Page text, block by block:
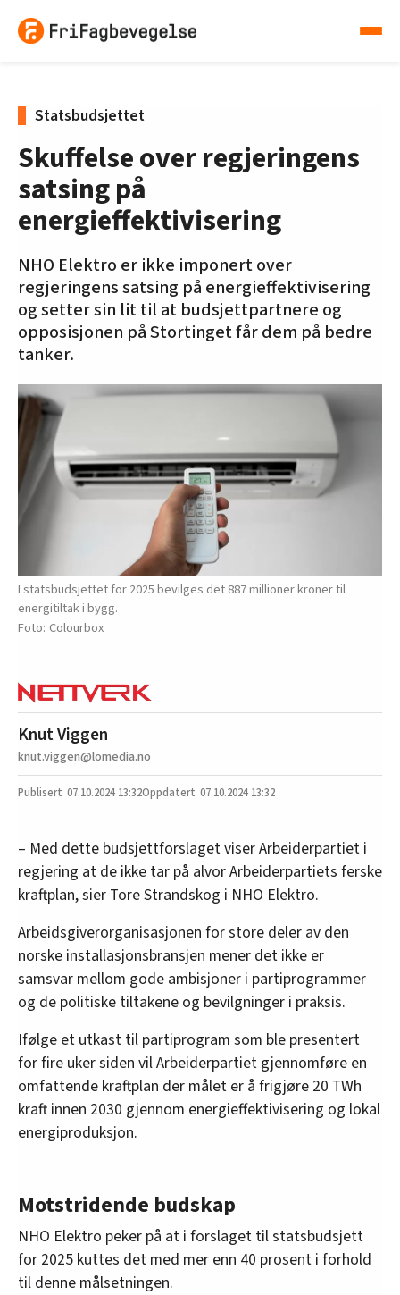
Statsbudsjettet
Skuffelse over regjeringens
satsing på
energieffektivisering
NHO Elektro er ikke imponert over
regjeringens satsing på energieffektivisering
og setter sin lit til at budsjettpartnere og
opposisjonen på Stortinget får dem på bedre
tanker.
I statsbudsjettet for 2025 bevilges det 887 millioner kroner til
energitiltak i bygg.
Colourbox
Knut Viggen
knut.viggen@lomedia.no
07.10.2024 13:32 07.10.2024 13:32
– Med dette budsjettforslaget viser Arbeiderpartiet i
regjering at de ikke tar på alvor Arbeiderpartiets ferske
kraftplan, sier Tore Strandskog i NHO Elektro.
Arbeidsgiverorganisasjonen for store deler av den
norske installasjonsbransjen mener det ikke er
samsvar mellom gode ambisjoner i partiprogrammer
og de politiske tiltakene og bevilgninger i praksis.
Ifølge et utkast til partiprogram som ble presentert
for fire uker siden vil Arbeiderpartiet gjennomføre en
omfattende kraftplan der målet er å frigjøre 20 TWh
kraft innen 2030 gjennom energieffektivisering og lokal
energiproduksjon.
Motstridende budskap
NHO Elektro peker på at i forslaget til statsbudsjett
for 2025 kuttes det med mer enn 40 prosent i forhold
til denne målsetningen.